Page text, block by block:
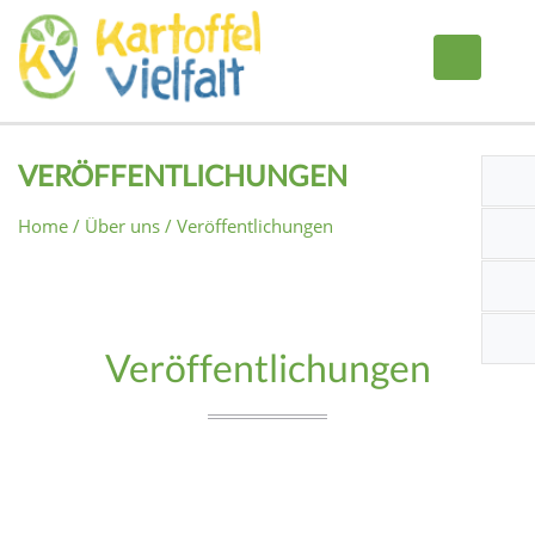
VERÖFFENTLICHUNGEN
Home Über uns Veröffentlichungen
Veröffentlichungen